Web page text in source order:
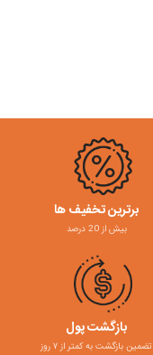
برترین تخفیف ها
بیش از 20 درصد
بازگشت پول
تضمین بازگشت به کمتر از ۷ روز